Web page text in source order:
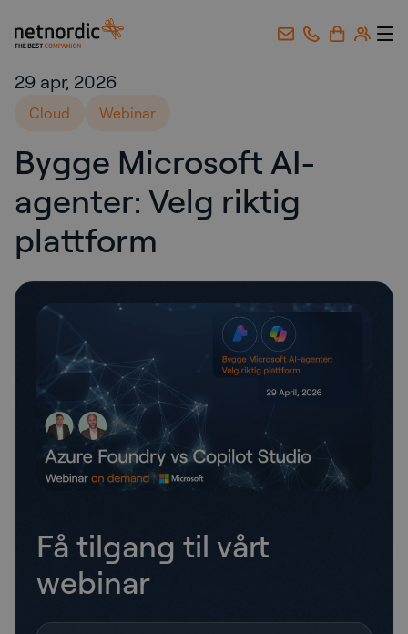
NetNordic Norway
29 apr, 2026
Cloud Webinar
Bygge Microsoft AI-
agenter: Velg riktig
plattform
Få tilgang til vårt
webinar